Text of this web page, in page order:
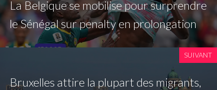
La Belgique se mobilise pour surprendre
le Sénégal sur penalty en prolongation
SUIVANT
Bruxelles attire la plupart des migrants,